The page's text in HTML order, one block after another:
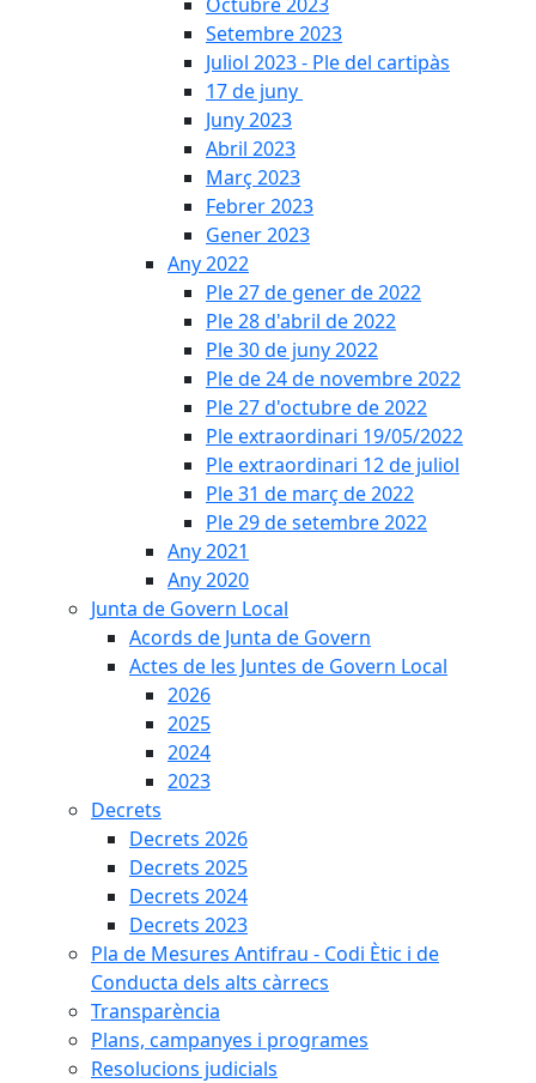
Setembre 2023
Juliol 2023 - Ple del cartipàs
17 de juny
Juny 2023
Abril 2023
Març 2023
Febrer 2023
Gener 2023
Any 2022
Ple 27 de gener de 2022
Ple 28 d'abril de 2022
Ple 30 de juny 2022
Ple de 24 de novembre 2022
Ple 27 d'octubre de 2022
Ple extraordinari 19/05/2022
Ple extraordinari 12 de juliol
Ple 31 de març de 2022
Ple 29 de setembre 2022
Any 2021
Any 2020
Junta de Govern Local
Acords de Junta de Govern
Actes de les Juntes de Govern Local
2026
2025
2024
2023
Decrets
Decrets 2026
Decrets 2025
Decrets 2024
Decrets 2023
Pla de Mesures Antifrau - Codi Ètic i de
Conducta dels alts càrrecs
Transparència
Plans, campanyes i programes
Resolucions judicials